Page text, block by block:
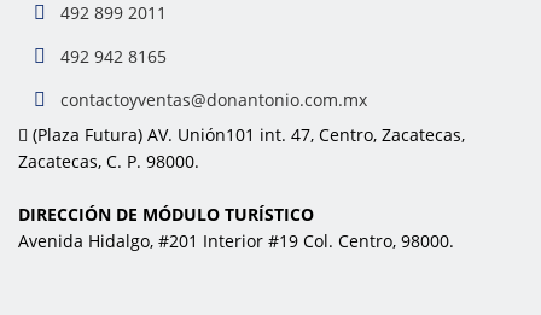
492 899 2011
492 942 8165
contactoyventas@donantonio.com.mx
(Plaza Futura) AV. Unión101 int. 47, Centro, Zacatecas,
Zacatecas, C. P. 98000.
DIRECCIÓN DE MÓDULO TURÍSTICO
Avenida Hidalgo, #201 Interior #19 Col. Centro, 98000.